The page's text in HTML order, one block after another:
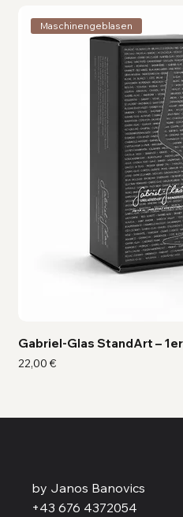
Maschinengeblasen
Gabriel-Glas StandArt –
Preis
22,00 €
by Janos Banovics
+43 676 4372054